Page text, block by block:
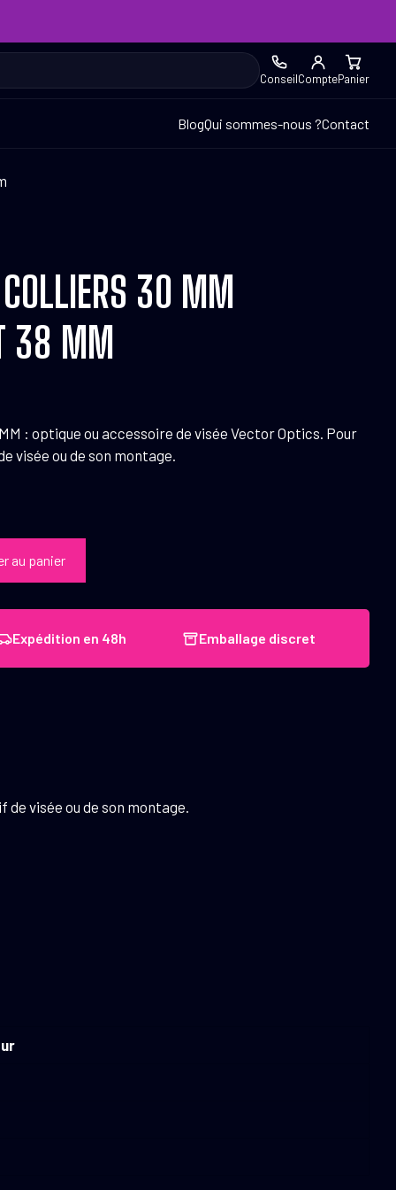
ConseilComptePanier
BlogQui sommes-nous ?Contact
30 MM
38 MM
: optique ou accessoire de visée Vector Optics. Pour
visée ou de son montage.
au panier
Expédition en 48h Emballage discret
visée ou de son montage.